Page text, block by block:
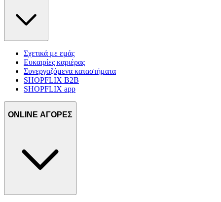
Σχετικά με εμάς
Ευκαιρίες καριέρας
Συνεργαζόμενα καταστήματα
SHOPFLIX B2B
SHOPFLIX app
ONLINE ΑΓΟΡΕΣ